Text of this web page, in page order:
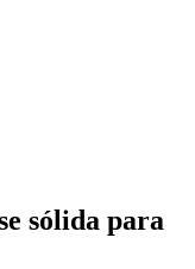
sólida para